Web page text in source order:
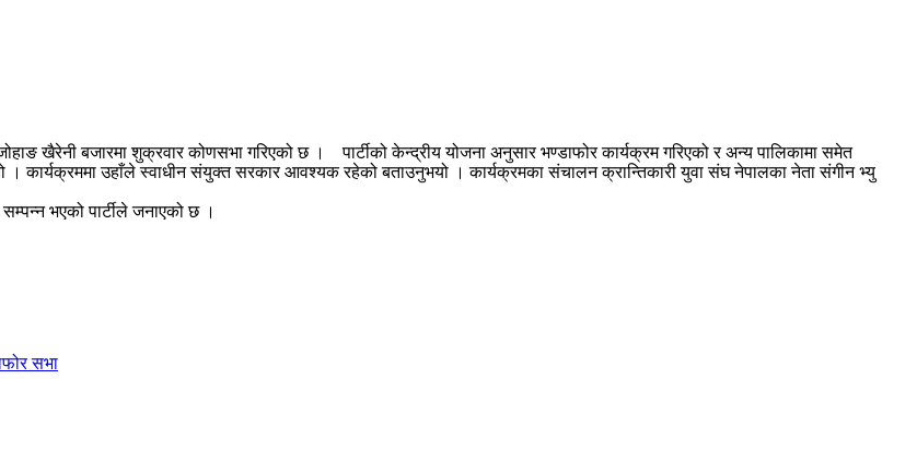
खैरेनी बजारमा शुक्रवार कोणसभा गरिएको छ । पार्टीको केन्द्रीय योजना अनुसार भण्डाफोर कार्यक्रम गरिएको र अन्य पालिकामा समेत
। कार्यक्रममा उहाँले स्वाधीन संयुक्त सरकार आवश्यक रहेको बताउनुभयो । कार्यक्रमका संचालन क्रान्तिकारी युवा संघ नेपालका नेता संगीन भ्यु
भएको पार्टीले जनाएको छ ।
सभा